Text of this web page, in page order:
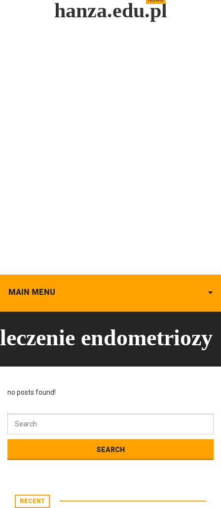
hanza.edu.pl
MAIN MENU
leczenie endometriozy
no posts found!
RECENT